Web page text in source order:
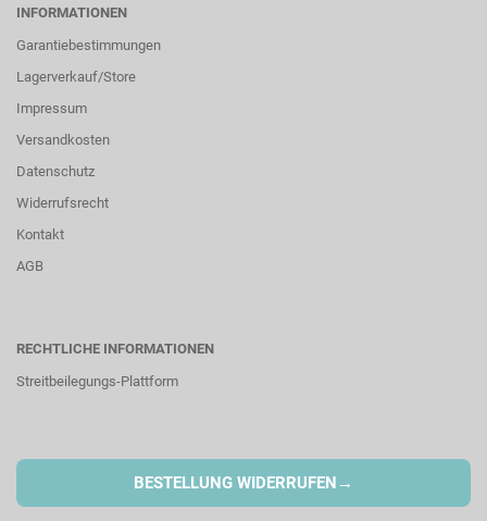
INFORMATIONEN
Garantiebestimmungen
Lagerverkauf/Store
Impressum
Versandkosten
Datenschutz
Widerrufsrecht
Kontakt
AGB
RECHTLICHE INFORMATIONEN
Streitbeilegungs-Plattform
BESTELLUNG WIDERRUFEN →